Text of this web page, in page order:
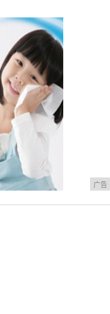
广告